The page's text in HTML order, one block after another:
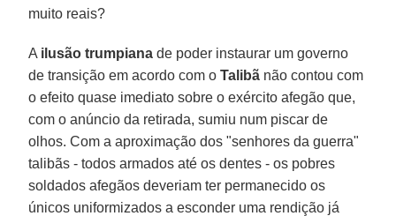
muito reais?
A ilusão trumpiana de poder instaurar um governo
de transição em acordo com oTalibã não contou com
o efeito quase imediato sobre o exército afegão que,
com o anúncio da retirada, sumiu num piscar de
olhos. Com a aproximação dos "senhores da guerra"
talibãs - todos armados até os dentes - os pobres
soldados afegãos deveriam ter permanecido os
únicos uniformizados a esconder uma rendição já